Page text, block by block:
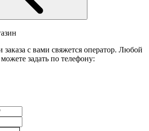
заказа с вами свяжется оператор. Любой
задать по телефону: